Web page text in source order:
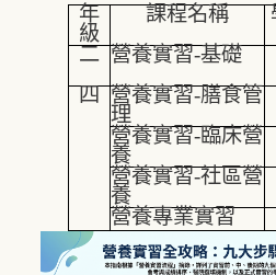
年
級
課程名稱
二 營養實習-基礎
四 營養實習-膳食管
理
營養實習-臨床營
養
營養實習-社區營
養
營養專業實習